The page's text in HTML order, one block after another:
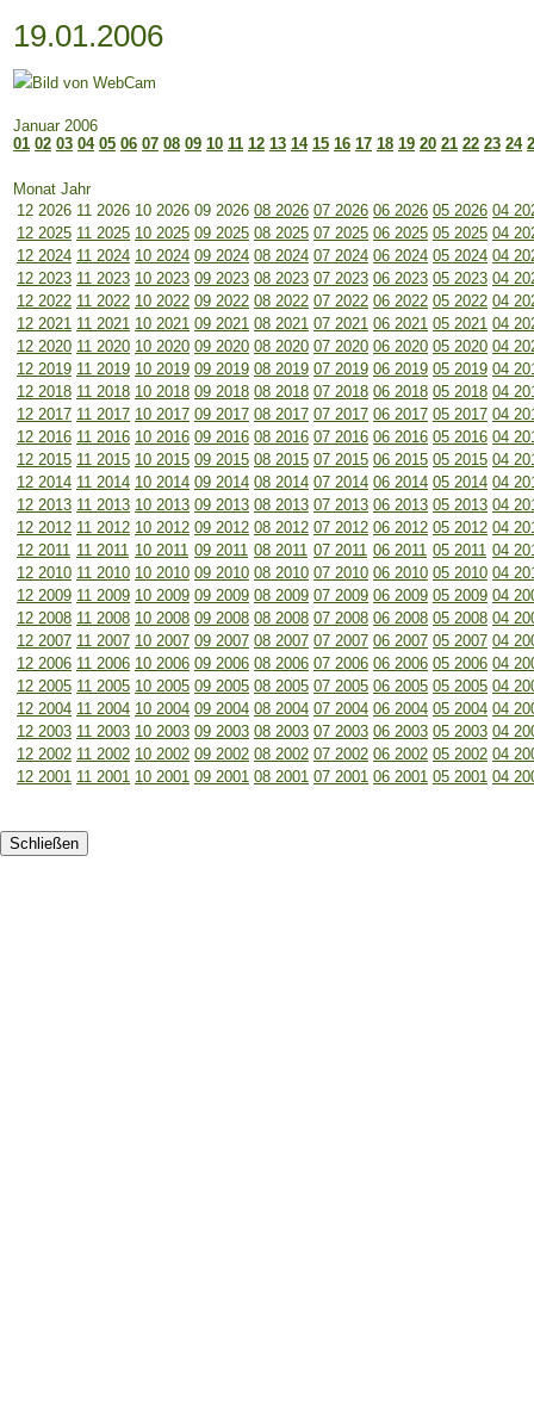
19.01.2006
Januar 2006
01 02 03 04 05 06 07 08 09 10 11 12 13 14 15 16 17 18 19 20 21 22 23 24
Monat Jahr
12 2026 11 2026 10 2026 09 2026 08 2026 07 2026 06 2026 05 2026 04
12 2025 11 2025 10 2025 09 2025 08 2025 07 2025 06 2025 05 2025 04
12 2024 11 2024 10 2024 09 2024 08 2024 07 2024 06 2024 05 2024 04
12 2023 11 2023 10 2023 09 2023 08 2023 07 2023 06 2023 05 2023 04
12 2022 11 2022 10 2022 09 2022 08 2022 07 2022 06 2022 05 2022 04
12 2021 11 2021 10 2021 09 2021 08 2021 07 2021 06 2021 05 2021 04
12 2020 11 2020 10 2020 09 2020 08 2020 07 2020 06 2020 05 2020 04
12 2019 11 2019 10 2019 09 2019 08 2019 07 2019 06 2019 05 2019 04
12 2018 11 2018 10 2018 09 2018 08 2018 07 2018 06 2018 05 2018 04
12 2017 11 2017 10 2017 09 2017 08 2017 07 2017 06 2017 05 2017 04
12 2016 11 2016 10 2016 09 2016 08 2016 07 2016 06 2016 05 2016 04
12 2015 11 2015 10 2015 09 2015 08 2015 07 2015 06 2015 05 2015 04
12 2014 11 2014 10 2014 09 2014 08 2014 07 2014 06 2014 05 2014 04
12 2013 11 2013 10 2013 09 2013 08 2013 07 2013 06 2013 05 2013 04
12 2012 11 2012 10 2012 09 2012 08 2012 07 2012 06 2012 05 2012 04
12 2011 11 2011 10 2011 09 2011 08 2011 07 2011 06 2011 05 2011 04
12 2010 11 2010 10 2010 09 2010 08 2010 07 2010 06 2010 05 2010 04
12 2009 11 2009 10 2009 09 2009 08 2009 07 2009 06 2009 05 2009 04
12 2008 11 2008 10 2008 09 2008 08 2008 07 2008 06 2008 05 2008 04
12 2007 11 2007 10 2007 09 2007 08 2007 07 2007 06 2007 05 2007 04
12 2006 11 2006 10 2006 09 2006 08 2006 07 2006 06 2006 05 2006 04
12 2005 11 2005 10 2005 09 2005 08 2005 07 2005 06 2005 05 2005 04
12 2004 11 2004 10 2004 09 2004 08 2004 07 2004 06 2004 05 2004 04
12 2003 11 2003 10 2003 09 2003 08 2003 07 2003 06 2003 05 2003 04
12 2002 11 2002 10 2002 09 2002 08 2002 07 2002 06 2002 05 2002 04
12 2001 11 2001 10 2001 09 2001 08 2001 07 2001 06 2001 05 2001 04